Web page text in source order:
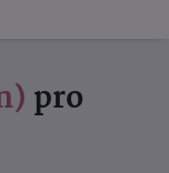
pro